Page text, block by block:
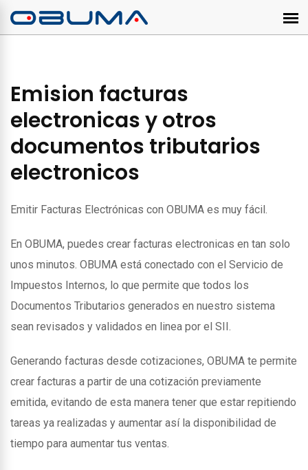
Emision facturas
electronicas y otros
documentos tributarios
electronicos
Emitir Facturas Electrónicas con OBUMA es muy fácil.
En OBUMA, puedes crear facturas electronicas en tan solo
unos minutos. OBUMA está conectado con el Servicio de
Impuestos Internos, lo que permite que todos los
Documentos Tributarios generados en nuestro sistema
sean revisados y validados en linea por el SII.
Generando facturas desde cotizaciones, OBUMA te permite
crear facturas a partir de una cotización previamente
emitida, evitando de esta manera tener que estar repitiendo
tareas ya realizadas y aumentar así la disponibilidad de
tiempo para aumentar tus ventas.